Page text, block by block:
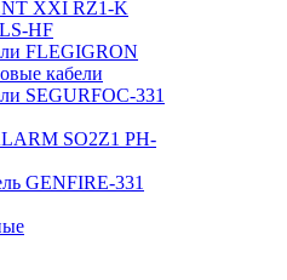
XXI RZ1-K
HF
FLEGIGRON
кабели
SEGURFOC-331
SO2Z1 PH-
GENFIRE-331